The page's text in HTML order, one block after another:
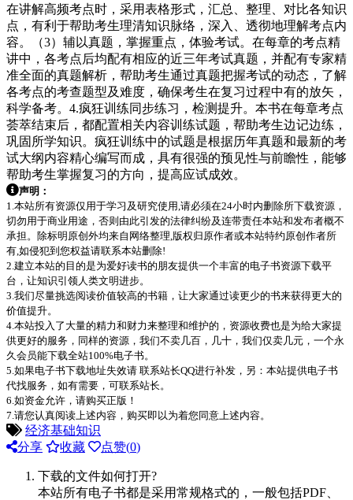
在讲解高频考点时，采用表格形式，汇总、整理、对比各知识
点，有利于帮助考生理清知识脉络，深入、透彻地理解考点内
容。（3）辅以真题，掌握重点，体验考试。在每章的考点精
讲中，各考点后均配有相应的近三年考试真题，并配有专家精
准全面的真题解析，帮助考生通过真题把握考试的动态，了解
各考点的考查题型及难度，确保考生在复习过程中有的放矢，
科学备考。4.疯狂训练同步练习，检测提升。本书在每章考点
荟萃结束后，都配置相关内容训练试题，帮助考生边记边练，
巩固所学知识。疯狂训练中的试题是根据历年真题和最新的考
试大纲内容精心编写而成，具有很强的预见性与前瞻性，能够
帮助考生掌握复习的方向，提高应试成效。
声明：
1.本站所有资源仅用于学习及研究使用,请必须在24小时内删除所下载资源，
切勿用于商业用途，否则由此引发的法律纠纷及连带责任本站和发布者概不
承担。除标明原创外均来自网络整理,版权归原作者或本站特约原创作者所
有,如侵犯到您权益请联系本站删除!
2.建立本站的目的是为爱好读书的朋友提供一个丰富的电子书资源下载平
台，让知识引领人类文明进步。
3.我们尽量挑选阅读价值较高的书籍，让大家通过读更少的书来获得更大的
价值提升。
4.本站投入了大量的精力和财力来整理和维护的，资源收费也是为给大家提
供更好的服务，同样的资源，我们不卖几百，几十，我们仅卖几元，一个永
久会员能下载全站100%电子书。
5.如果电子书下载地址失效请 联系站长QQ进行补发，另：本站提供电子书
代找服务，如有需要，可联系站长。
6.如资金允许，请购买正版！
7.请您认真阅读上述内容，购买即以为着您同意上述内容。
经济基础知识
分享
收藏 点赞(0)
下载的文件如何打开?
本站所有电子书都是采用常规格式的，一般包括PDF、